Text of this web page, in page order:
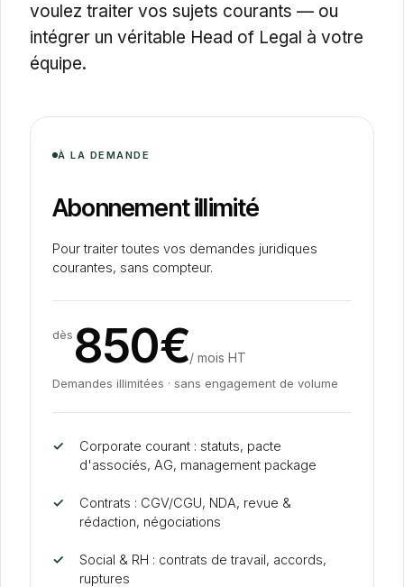
voulez traiter vos sujets courants — ou
intégrer un véritable Head of Legal à votre
équipe.
À LA DEMANDE
Abonnement illimité
Pour traiter toutes vos demandes juridiques
courantes, sans compteur.
dès 850€/ mois HT
Demandes illimitées · sans engagement de volume
✓
Corporate courant : statuts, pacte
d'associés, AG, management package
✓ Contrats : CGV/CGU, NDA, revue &
rédaction, négociations
✓ Social & RH : contrats de travail, accords,
ruptures